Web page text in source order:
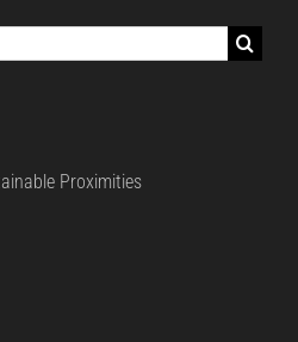
Proximities